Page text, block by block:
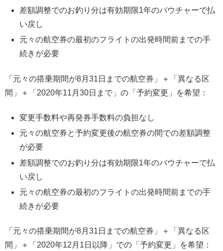
差額調整でのお釣り分は有効期限1年のバウチャーで払
い戻し
元々の航空券の最初のフライトの出発時間前までの手
続きが必要
「元々の搭乗期間が8月31日までの航空券」＋「異なる区
間」＋「2020年11月30日まで」の「予約変更」を希望：
変更手数料や再発券手数料の負担なし
元々の航空券と予約変更後の航空券の間での差額調整
が必要
差額調整でのお釣り分は有効期限1年のバウチャーで払
い戻し
元々の航空券の最初のフライトの出発時間前までの手
続きが必要
「元々の搭乗期間が8月31日までの航空券」＋「異なる区
間」＋「2020年12月1日以降」での「予約変更」を希望：